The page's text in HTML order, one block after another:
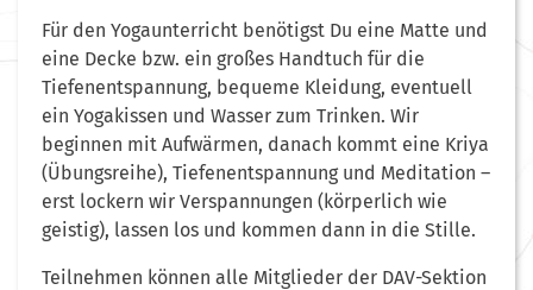
Für den Yogaunterricht benötigst Du eine Matte und
eine Decke bzw. ein großes Handtuch für die
Tiefenentspannung, bequeme Kleidung, eventuell
ein Yogakissen und Wasser zum Trinken. Wir
beginnen mit Aufwärmen, danach kommt eine Kriya
(Übungsreihe), Tiefenentspannung und Meditation –
erst lockern wir Verspannungen (körperlich wie
geistig), lassen los und kommen dann in die Stille.
Teilnehmen können alle Mitglieder der DAV-Sektion